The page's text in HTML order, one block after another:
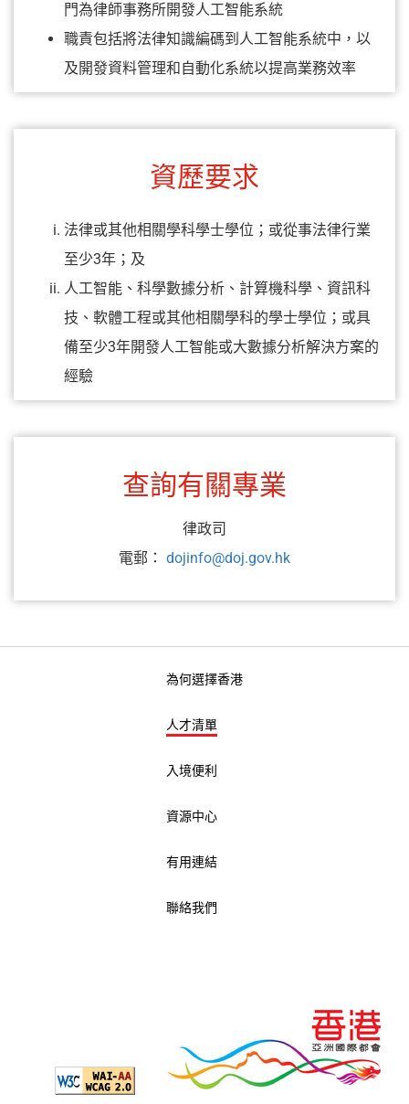
門為律師事務所開發人工智能系統
職責包括將法律知識編碼到人工智能系統中，以
及開發資料管理和自動化系統以提高業務效率
資歷要求
法律或其他相關學科學士學位；或從事法律行業
至少3年；及
人工智能、科學數據分析、計算機科學、資訊科
技、軟體工程或其他相關學科的學士學位；或具
備至少3年開發人工智能或大數據分析解決方案的
經驗
查詢有關專業
律政司
電郵： dojinfo@doj.gov.hk
為何選擇香港
人才清單
入境便利
資源中心
有用連結
聯絡我們